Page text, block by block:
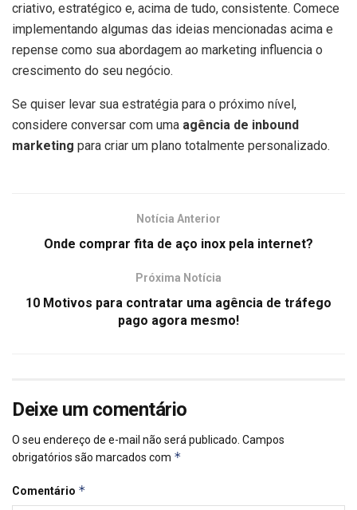
criativo, estratégico e, acima de tudo, consistente. Comece
implementando algumas das ideias mencionadas acima e
repense como sua abordagem ao marketing influencia o
crescimento do seu negócio.
Se quiser levar sua estratégia para o próximo nível,
considere conversar com uma agência de inbound
marketing para criar um plano totalmente personalizado.
Notícia Anterior
Onde comprar fita de aço inox pela internet?
Próxima Notícia
10 Motivos para contratar uma agência de tráfego
pago agora mesmo!
Deixe um comentário
O seu endereço de e-mail não será publicado. Campos
obrigatórios são marcados com *
Comentário *